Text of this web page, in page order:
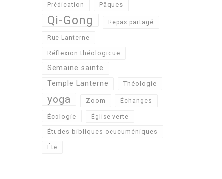
Prédication Pâques
Qi-Gong Repas partagé
Rue Lanterne
Réflexion théologique
Semaine sainte
Temple Lanterne
Théologie
yoga Zoom Échanges
Écologie Église verte
Études bibliques oeucuméniques
Été